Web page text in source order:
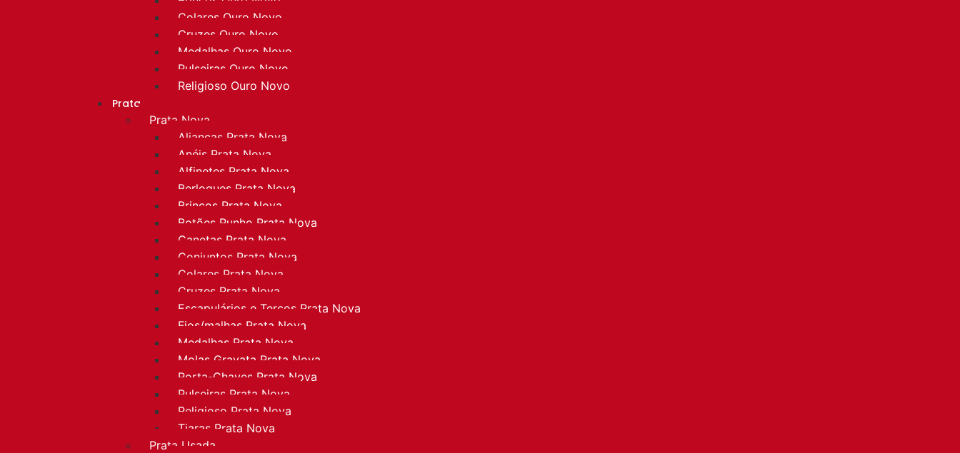
Colares Ouro Novo
Cruzes Ouro Novo
Medalhas Ouro Novo
Pulseiras Ouro Novo
Religioso Ouro Novo
Prata
Prata Nova
Alianças Prata Nova
Anéis Prata Nova
Alfinetes Prata Nova
Berloques Prata Nova
Brincos Prata Nova
Botões Punho Prata Nova
Canetas Prata Nova
Conjuntos Prata Nova
Colares Prata Nova
Cruzes Prata Nova
Escapulários e Terços Prata Nova
Fios/malhas Prata Nova
Medalhas Prata Nova
Molas Gravata Prata Nova
Porta-Chaves Prata Nova
Pulseiras Prata Nova
Religioso Prata Nova
Tiaras Prata Nova
Prata Usada